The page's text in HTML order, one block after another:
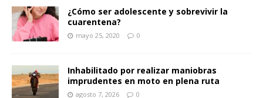
¿Cómo ser adolescente y sobrevivir la
cuarentena?
mayo 25, 2020 0
Inhabilitado por realizar maniobras
imprudentes en moto en plena ruta
agosto 7, 2026 0